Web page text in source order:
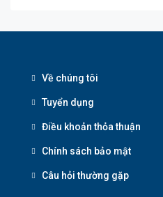
Về chúng tôi
Tuyển dụng
Điều khoản thỏa thuận
Chính sách bảo mật
Câu hỏi thường gặp